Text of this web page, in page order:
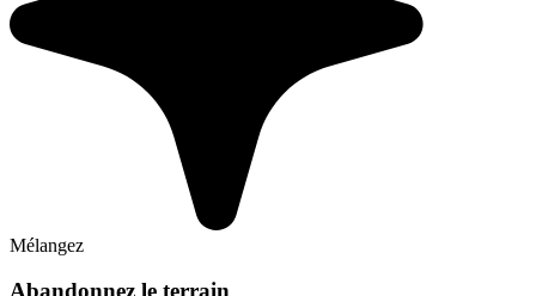
Mélangez
Abandonnez le terrain